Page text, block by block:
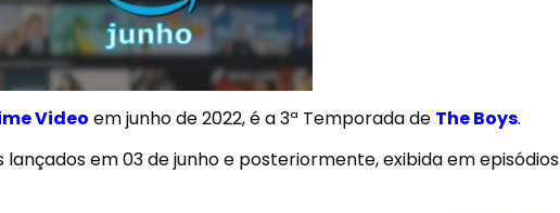
Video em junho de 2022, é a 3ª Temporada de The Boys.
em 03 de junho e posteriormente, exibida em episódios